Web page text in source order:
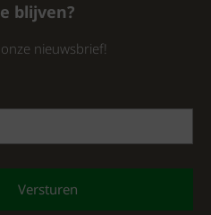
blijven?
nieuwsbrief!